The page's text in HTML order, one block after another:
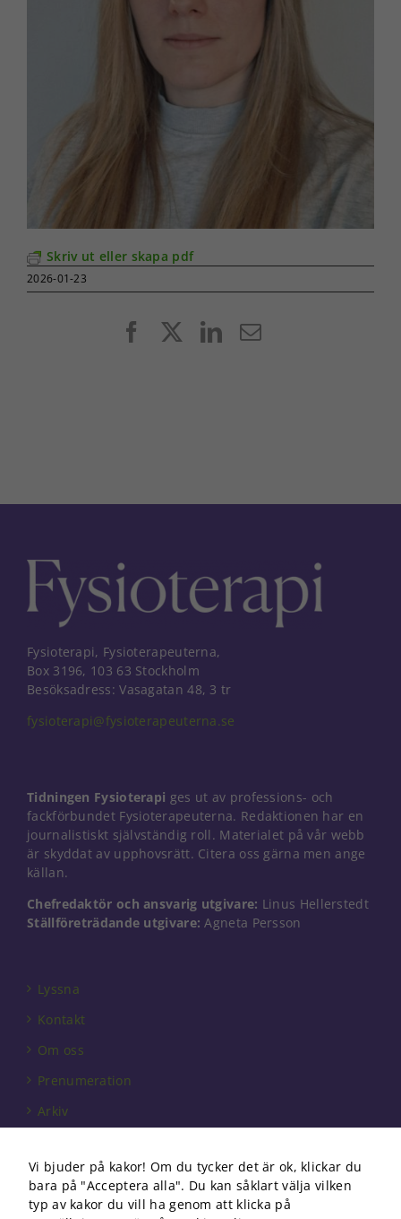
Skriv ut eller skapa pdf
2026-01-23
FacebookLinkedIn
E-
Fysioterapi, Fysioterapeuterna,
Box 3196, 103 63 Stockholm
Besöksadress: Vasagatan 48, 3 tr
fysioterapi@fysioterapeuterna.se
Tidningen Fysioterapi ges ut av professions- och
fackförbundet Fysioterapeuterna. Redaktionen har en
journalistiskt självständig roll. Materialet på vår webb
är skyddat av upphovsrätt. Citera oss gärna men ange
källan.
Chefredaktör och ansvarig utgivare: Linus Hellerstedt
Ställföreträdande utgivare: Agneta Persson
Lyssna
Kontakt
Om oss
Prenumeration
Arkiv
Förbundet
Om cookies
Vi bjuder på kakor! Om du tycker det är ok, klickar du
bara på "Acceptera alla". Du kan såklart välja vilken
typ av kakor du vill ha genom att klicka på
Nödvändiga
Dessa kakor
går inte att
behövs för
över huvud
och
baserat på
hur
hemsidan
används.